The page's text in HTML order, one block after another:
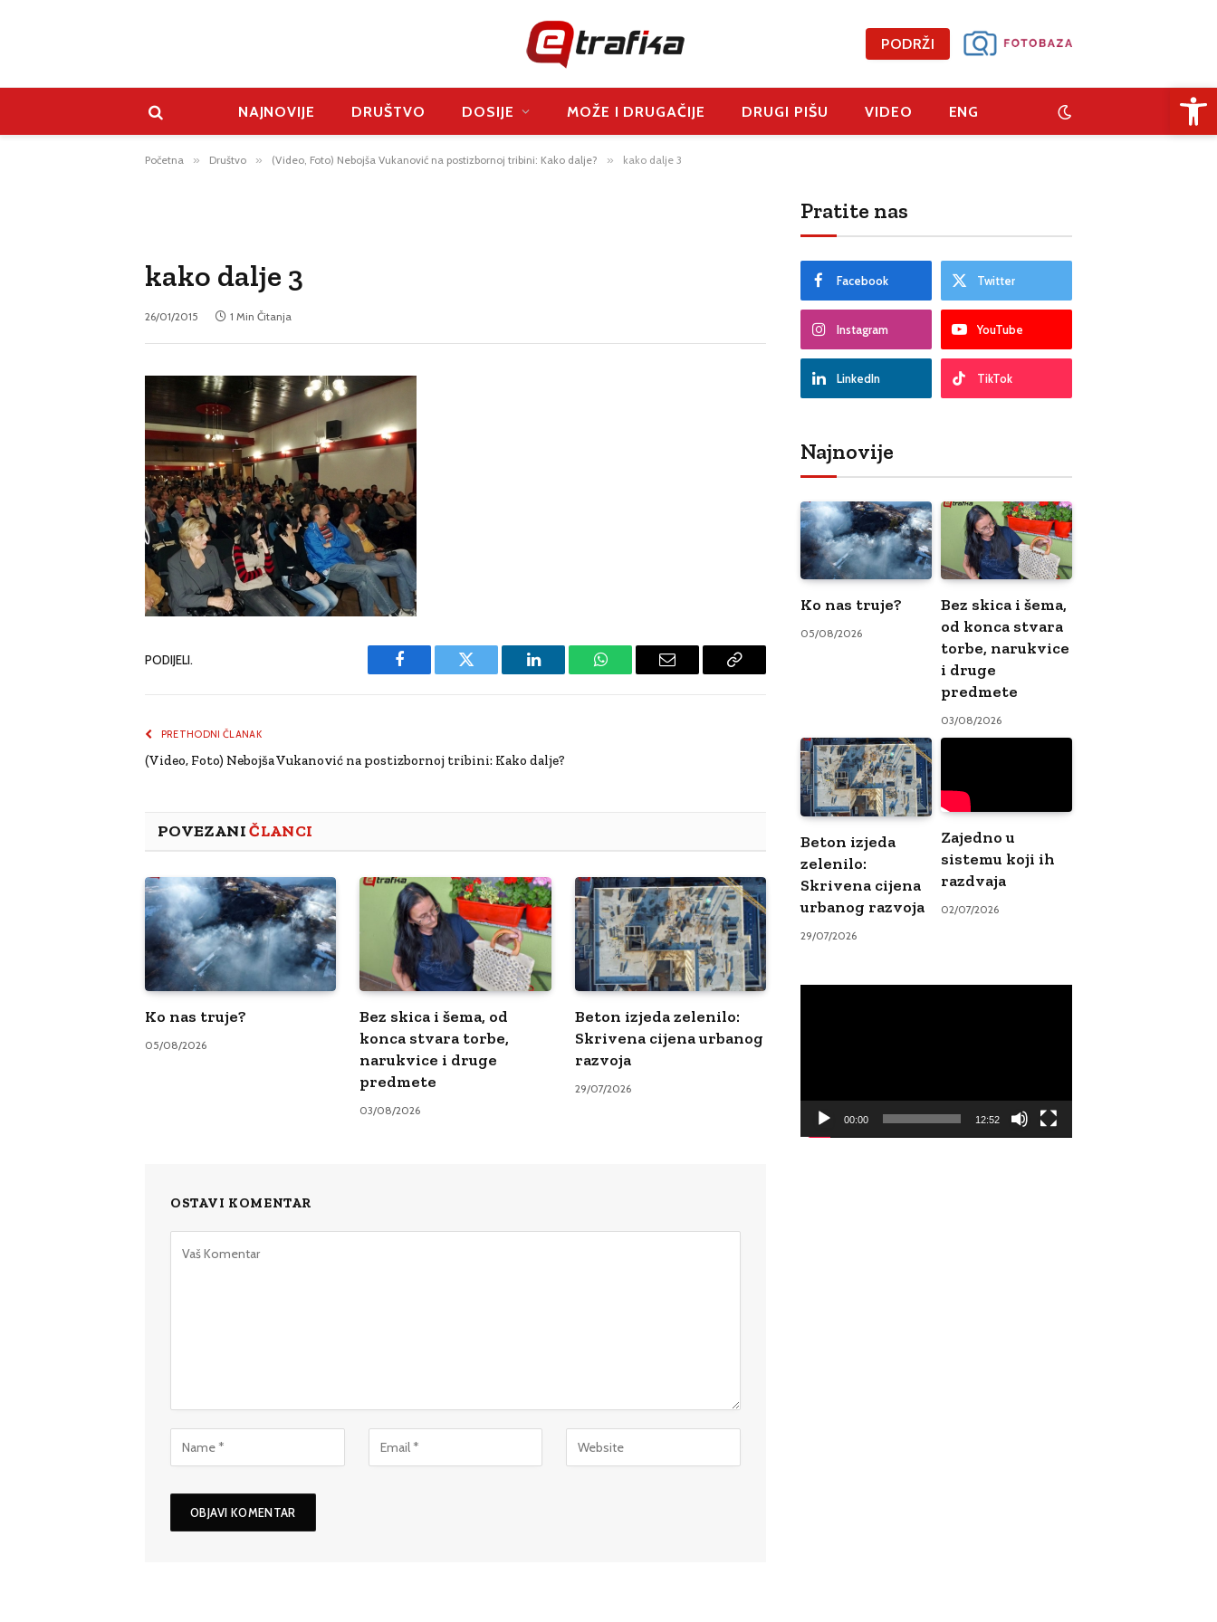
PODRŽI
NAJNOVIJE DRUŠTVO DOSIJE MOŽE I DRUGAČIJE DRUGI PIŠU VIDEO ENG
Početna » Društvo » (Video, Foto) Nebojša Vukanović na postizbornoj tribini: Kako dalje? » kako dalje 3
kako dalje 3
26/01/2015 1 Min Čitanja
PODIJELI.
Facebook Twitter LinkedIn WhatsAppEmail
Copy
PRETHODNI ČLANAK
(Video, Foto) Nebojša Vukanović na postizbornoj tribini: Kako dalje?
POVEZANIČLANCI
Ko nas truje?
05/08/2026
Bez skica i šema, od
konca stvara torbe,
narukvice i druge
predmete
03/08/2026
Beton izjeda zelenilo:
Skrivena cijena urbanog
razvoja
29/07/2026
OSTAVI KOMENTAR
Pratite nas
Facebook Twitter
Instagram YouTube
LinkedIn TikTok
Najnovije
Ko nas truje?
05/08/2026
Bez skica i šema,
od konca stvara
torbe, narukvice
i druge
predmete
03/08/2026
Beton izjeda
zelenilo:
Skrivena cijena
urbanog razvoja
29/07/2026
Zajedno u
sistemu koji ih
razdvaja
02/07/2026
00:00 12:52